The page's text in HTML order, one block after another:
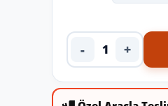
Ürün adedi
- +